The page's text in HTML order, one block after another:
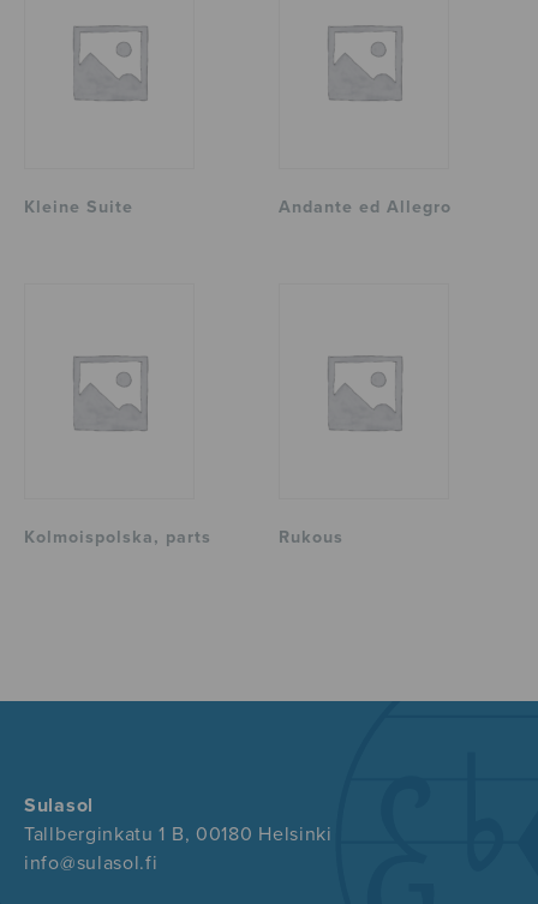
Kleine Suite Andante ed Allegro
Kolmoispolska, parts Rukous
Sulasol
Tallberginkatu 1 B, 00180 Helsinki
info@sulasol.fi